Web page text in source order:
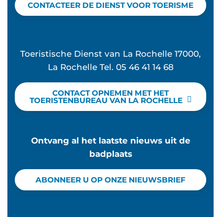
CONTACTEER DE DIENST VOOR TOERISME
Toeristische Dienst van La Rochelle 17000,
La Rochelle Tel. 05 46 41 14 68
CONTACT OPNEMEN MET HET
TOERISTENBUREAU VAN LA ROCHELLE
Ontvang al het laatste nieuws uit de
badplaats
ABONNEER U OP ONZE NIEUWSBRIEF